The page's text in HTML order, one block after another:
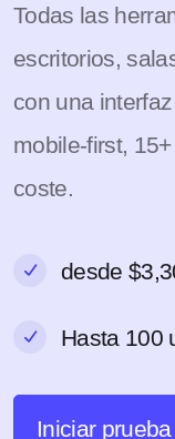
Todas las
escritorios,
con una
mobile-first,
coste.
desde
Hasta 100
Iniciar